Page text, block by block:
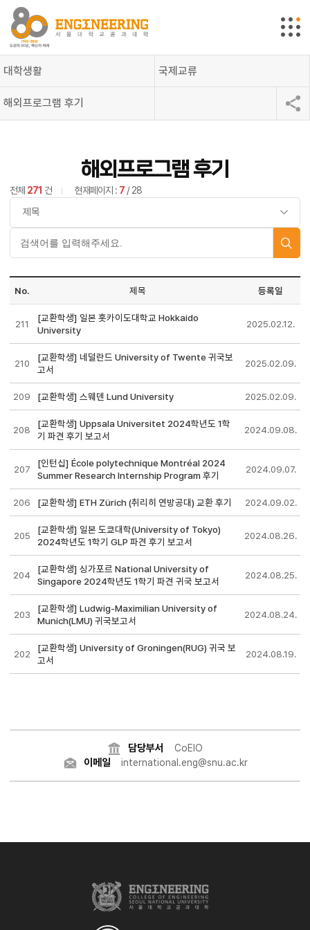
대학생활 국제교류
해외프로그램 후기
해외프로그램 후기
전체 271 건 현재페이지 : 7 / 28
No. 제목 등록일
211
[교환학생] 일본 홋카이도대학교 Hokkaido
University
2025.02.12.
210
[교환학생] 네덜란드 University of Twente 귀국보
고서
2025.02.09.
209 [교환학생] 스웨덴 Lund University 2025.02.09.
208
[교환학생] Uppsala Universitet 2024학년도 1학
기 파견 후기 보고서
2024.09.08.
207
[인턴십] École polytechnique Montréal 2024
Summer Research Internship Program 후기
2024.09.07.
206 [교환학생] ETH Zürich (취리히 연방공대) 교환 후기 2024.09.02.
205
[교환학생] 일본 도쿄대학(University of Tokyo)
2024학년도 1학기 GLP 파견 후기 보고서
2024.08.26.
204
[교환학생] 싱가포르 National University of
Singapore 2024학년도 1학기 파견 귀국 보고서
2024.08.25.
203
[교환학생] Ludwig-Maximilian University of
Munich(LMU) 귀국보고서
2024.08.24.
202
[교환학생] University of Groningen(RUG) 귀국 보
고서
2024.08.19.
담당부서 CoEIO
이메일 international.eng@snu.ac.kr